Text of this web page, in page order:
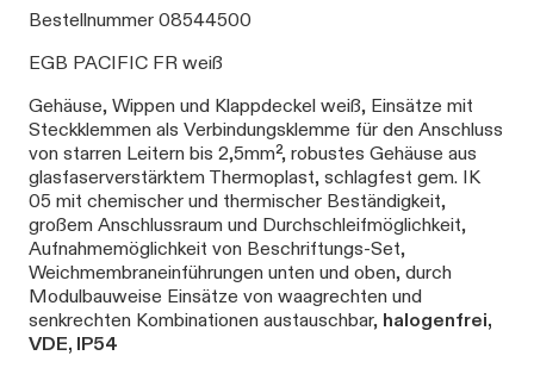
Bestellnummer 08544500
EGB PACIFIC FR weiß
Gehäuse, Wippen und Klappdeckel weiß, Einsätze mit
Steckklemmen als Verbindungsklemme für den Anschluss
von starren Leitern bis 2,5mm², robustes Gehäuse aus
glasfaserverstärktem Thermoplast, schlagfest gem. IK
05 mit chemischer und thermischer Beständigkeit,
großem Anschlussraum und Durchschleifmöglichkeit,
Aufnahmemöglichkeit von Beschriftungs-Set,
Weichmembraneinführungen unten und oben, durch
Modulbauweise Einsätze von waagrechten und
senkrechten Kombinationen austauschbar, halogenfrei,
VDE, IP54